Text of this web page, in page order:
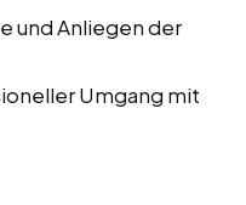
und Anliegen der
Umgang mit